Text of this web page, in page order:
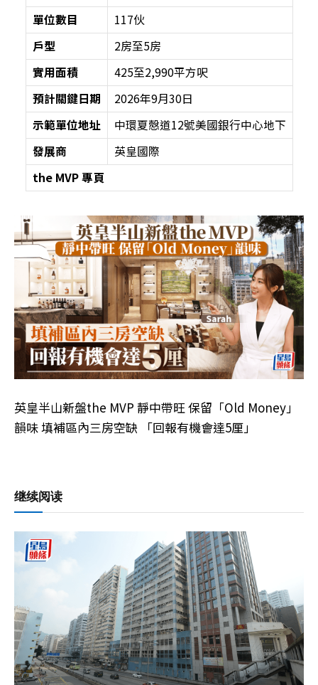
單位數目
117伙
戶型
2房至5房
實用面積
425至2,990平方呎
預計關鍵日期
2026年9月30日
示範單位地址
中環夏慤道12號美國銀行中心地下
發展商
英皇國際
the MVP專頁
英皇半山新盤the MVP 靜中帶旺 保留「Old Money」
韻味 填補區內三房空缺 「回報有機會達5厘」
继续阅读